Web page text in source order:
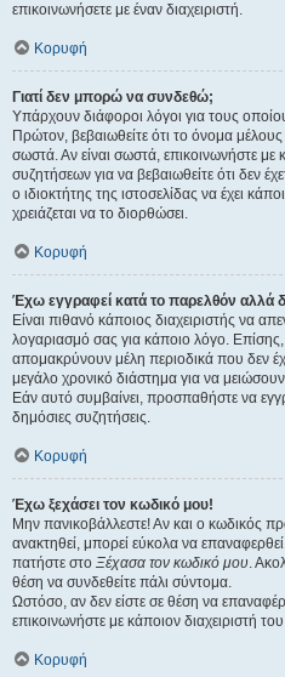
επικοινωνήσετε με έναν διαχειριστή.
Κορυφή
Γιατί δεν μπορώ να συνδεθώ;
Υπάρχουν διάφοροι λόγοι για τους
Πρώτον, βεβαιωθείτε ότι το όνομα
σωστά. Αν είναι σωστά, επικοινωνήστε με
συζητήσεων για να βεβαιωθείτε ότι δεν
ο ιδιοκτήτης της ιστοσελίδας να έχει
χρειάζεται να το διορθώσει.
Κορυφή
Έχω εγγραφεί κατά το παρελθόν
Είναι πιθανό κάποιος διαχειριστής να
λογαριασμό σας για κάποιο λόγο.
απομακρύνουν μέλη περιοδικά που δεν
μεγάλο χρονικό διάστημα για να
Εάν αυτό συμβαίνει, προσπαθήστε να
δημόσιες συζητήσεις.
Κορυφή
Έχω ξεχάσει τον κωδικό μου!
Μην πανικοβάλλεστε! Αν και ο κωδικός
ανακτηθεί, μπορεί εύκολα να
πατήστε στο Ξέχασα τον κωδικό μου.
θέση να συνδεθείτε πάλι σύντομα.
Ωστόσο, αν δεν είστε σε θέση να
επικοινωνήστε με κάποιον διαχειριστή
Κορυφή